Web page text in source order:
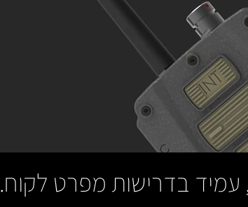
עמיד בדרישות מפרט לקוח.